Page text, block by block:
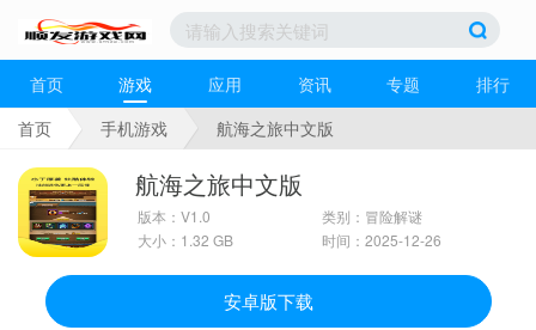
首页 游戏 应用 资讯 专题
排行
首页
手机游戏 航海之旅中文版
航海之旅中文版
版本：V1.0
大小：1.32 GB
类别：冒险解谜
时间：2025-12-26
安卓版下载